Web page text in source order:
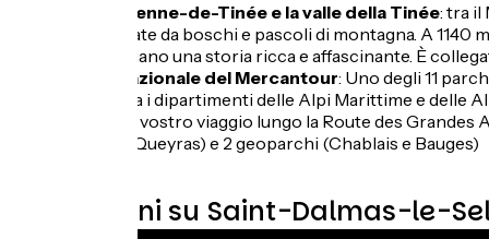
Saint-Etienne-de-Tinée e la valle della Tinée: tra il
sormontate da boschi e pascoli di montagna. A
testimoniano una storia ricca e affascinante. È
Parco Nazionale del Mercantour: Uno degli 11
cavallo tra i dipartimenti delle Alpi Marittime e delle
durante il vostro viaggio lungo la Route des
(Bauges, Queyras) e 2 geoparchi (Chablais e Bauges)
Recensioni su Saint-Dalmas-le-